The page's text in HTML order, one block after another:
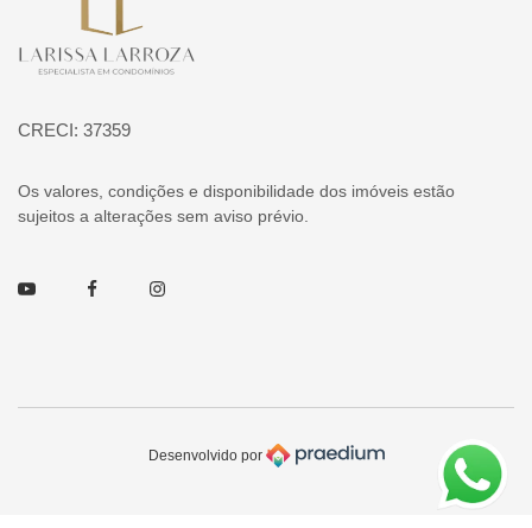
CRECI: 37359
Os valores, condições e disponibilidade dos imóveis estão
sujeitos a alterações sem aviso prévio.
Youtube FacebookInstagram
Desenvolvido por